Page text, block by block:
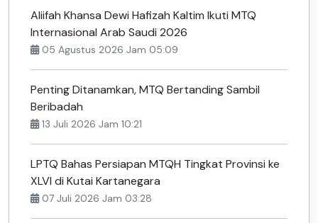
Aliifah Khansa Dewi Hafizah Kaltim Ikuti MTQ
Internasional Arab Saudi 2026
05 Agustus 2026 Jam 05:09
Penting Ditanamkan, MTQ Bertanding Sambil
Beribadah
13 Juli 2026 Jam 10:21
LPTQ Bahas Persiapan MTQH Tingkat Provinsi ke
XLVI di Kutai Kartanegara
07 Juli 2026 Jam 03:28